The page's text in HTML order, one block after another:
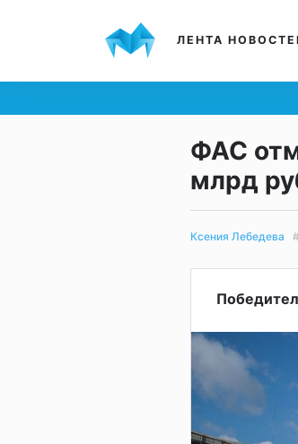
ЛЕНТА
ФАС
млрд
Ксения Лебедева